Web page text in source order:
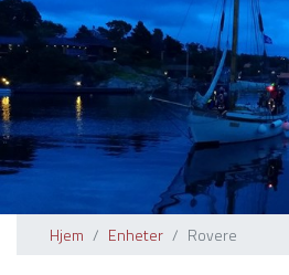
Hjem Enheter Rovere